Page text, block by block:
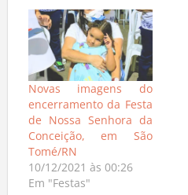
Novas imagens do
encerramento da Festa
de Nossa Senhora da
Conceição, em São
Tomé/RN
10/12/2021 às 00:26
Em "Festas"